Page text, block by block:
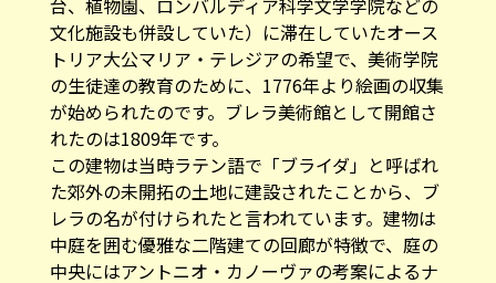
台、植物園、ロンバルディア科学文学学院などの
文化施設も併設していた）に滞在していたオース
トリア大公マリア・テレジアの希望で、美術学院
の生徒達の教育のために、1776年より絵画の収集
が始められたのです。ブレラ美術館として開館さ
れたのは1809年です。
この建物は当時ラテン語で「ブライダ」と呼ばれ
た郊外の未開拓の土地に建設されたことから、ブ
レラの名が付けられたと言われています。建物は
中庭を囲む優雅な二階建ての回廊が特徴で、庭の
中央にはアントニオ・カノーヴァの考案によるナ